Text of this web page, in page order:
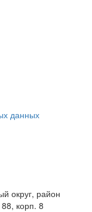
данных
округ, район
корп. 8